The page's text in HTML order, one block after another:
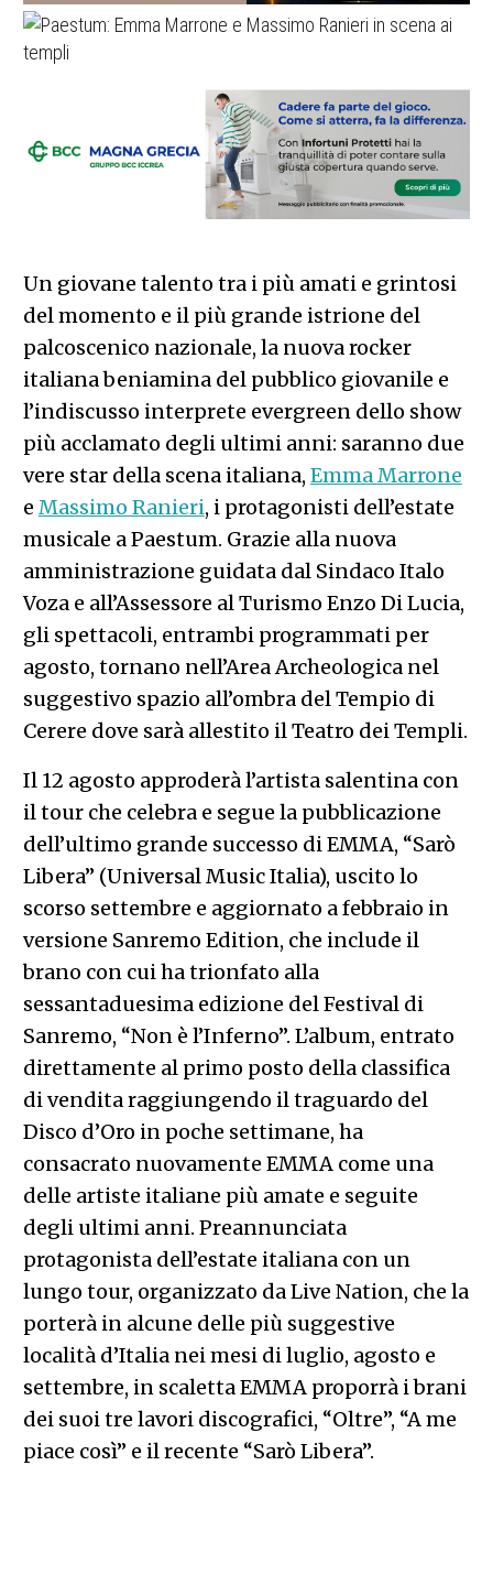
Un giovane talento tra i più amati e grintosi
del momento e il più grande istrione del
palcoscenico nazionale, la nuova rocker
italiana beniamina del pubblico giovanile e
l’indiscusso interprete evergreen dello show
più acclamato degli ultimi anni: saranno due
vere star della scena italiana, Emma Marrone
e Massimo Ranieri, i protagonisti dell’estate
musicale a Paestum. Grazie alla nuova
amministrazione guidata dal Sindaco Italo
Voza e all’Assessore al Turismo Enzo Di Lucia,
gli spettacoli, entrambi programmati per
agosto, tornano nell’Area Archeologica nel
suggestivo spazio all’ombra del Tempio di
Cerere dove sarà allestito il Teatro dei Templi.
Il 12 agosto approderà l’artista salentina con
il tour che celebra e segue la pubblicazione
dell’ultimo grande successo di EMMA, “Sarò
Libera” (Universal Music Italia), uscito lo
scorso settembre e aggiornato a febbraio in
versione Sanremo Edition, che include il
brano con cui ha trionfato alla
sessantaduesima edizione del Festival di
Sanremo, “Non è l’Inferno”. L’album, entrato
direttamente al primo posto della classifica
di vendita raggiungendo il traguardo del
Disco d’Oro in poche settimane, ha
consacrato nuovamente EMMA come una
delle artiste italiane più amate e seguite
degli ultimi anni. Preannunciata
protagonista dell’estate italiana con un
lungo tour, organizzato da Live Nation, che la
porterà in alcune delle più suggestive
località d’Italia nei mesi di luglio, agosto e
settembre, in scaletta EMMA proporrà i brani
dei suoi tre lavori discografici, “Oltre”, “A me
piace così” e il recente “Sarò Libera”.